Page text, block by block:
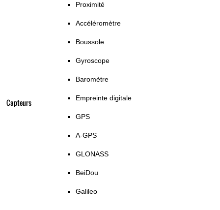
Capteurs
Proximité
Accéléromètre
Boussole
Gyroscope
Baromètre
Empreinte digitale
GPS
A-GPS
GLONASS
BeiDou
Galileo